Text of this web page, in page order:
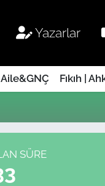
Yazarlar
Fıkıh |
SÜRE